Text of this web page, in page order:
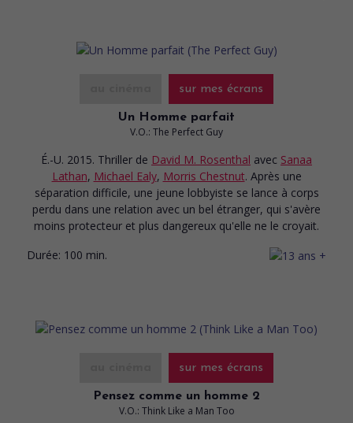
sur mes écrans
Un Homme parfait
V.O.: The Perfect Guy
É.-U. 2015. Thriller de David M. Rosenthal avec Sanaa
Lathan, Michael Ealy, Morris Chestnut. Après une
séparation difficile, une jeune lobbyiste se lance à corps
perdu dans une relation avec un bel étranger, qui s'avère
moins protecteur et plus dangereux qu'elle ne le croyait.
Durée: 100 min.
sur mes écrans
Pensez comme un homme 2
V.O.: Think Like a Man Too